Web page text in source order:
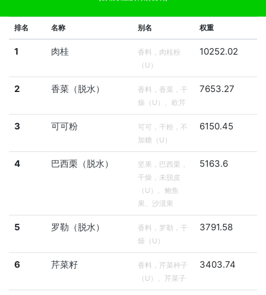
排名 名称 别名 权重
1 肉桂
香料，肉桂粉
（U）
10252.02
2 香菜（脱水）
香料，香菜，干
燥（U）、欧芹
7653.27
3 可可粉
可可，干粉，不
加糖（U）
6150.45
4 巴西栗（脱水）
坚果，巴西栗，
干燥，未脱皮
（U）、鲍鱼
果、沙漠果
5163.6
5 罗勒（脱水）
香料，罗勒，干
燥（U）
3791.58
6 芹菜籽
香料，芹菜种子
（U）、芹菜子
3403.74